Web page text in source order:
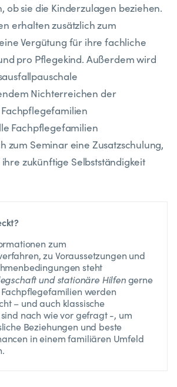
ob sie die Kinderzulagen beziehen.
erhalten zusätzlich zum
Vergütung für ihre fachliche
pro Pflegekind. Außerdem wird
Nichterreichen der
Fachpflegefamilien
zum Seminar eine Zusatzschulung,
zukünftige Selbstständigkeit
zum
zu Voraussetzungen und
steht
und stationäre Hilfengerne
werden
– und auch klassische
nach wie vor gefragt -, um
Beziehungen und beste
in einem familiären Umfeld